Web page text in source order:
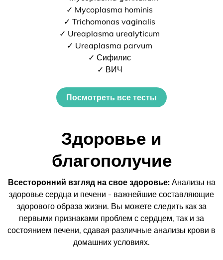
✓ Mycoplasma hominis
✓ Trichomonas vaginalis
✓ Ureaplasma urealyticum
✓ Ureaplasma parvum
✓ Сифилис
✓ ВИЧ
Посмотреть все тесты
Здоровье и
благополучие
Всесторонний взгляд на свое здоровье:Анализы на
здоровье сердца и печени - важнейшие составляющие
здорового образа жизни. Вы можете следить как за
первыми признаками проблем с сердцем, так и за
состоянием печени, сдавая различные анализы крови в
домашних условиях.